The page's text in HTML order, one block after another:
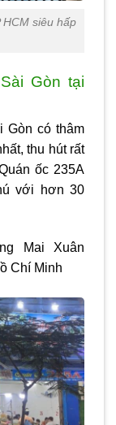
siêu hấp
Gòn tại
Gòn có thâm
thu hút rất
ốc 235A
với hơn 30
Mai Xuân
Chí Minh